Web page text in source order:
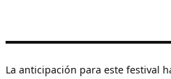
La anticipación para este festival